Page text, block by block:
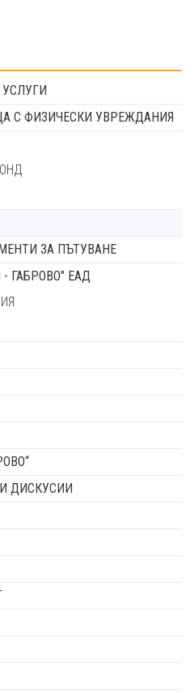
С ФИЗИЧЕСКИ УВРЕЖДАНИЯ
ЗА ПЪТУВАНЕ
ГАБРОВО" ЕАД
ДИСКУСИИ